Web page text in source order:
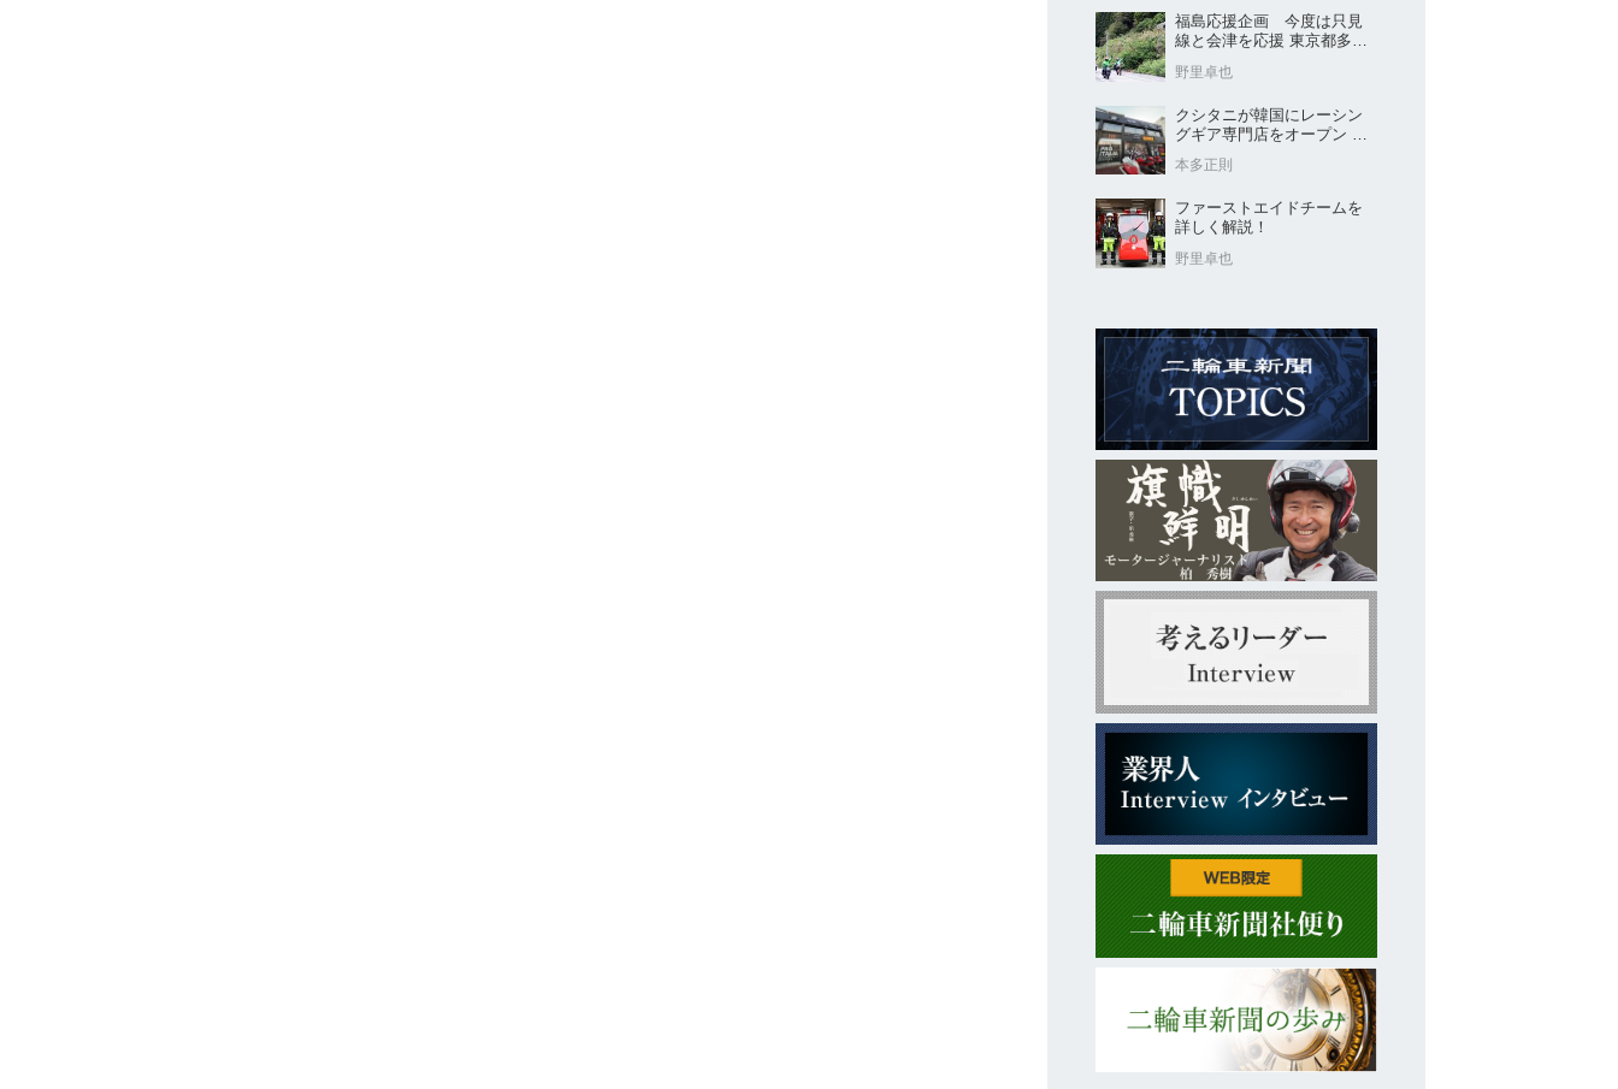
福島応援企画 今度は只見
線と会津を応援 東京都多摩
野里卓也
クシタニが韓国にレーシン
グギア専門店をオープン 今
に展開
本多正則
ファーストエイドチームを
詳しく解説！
野里卓也